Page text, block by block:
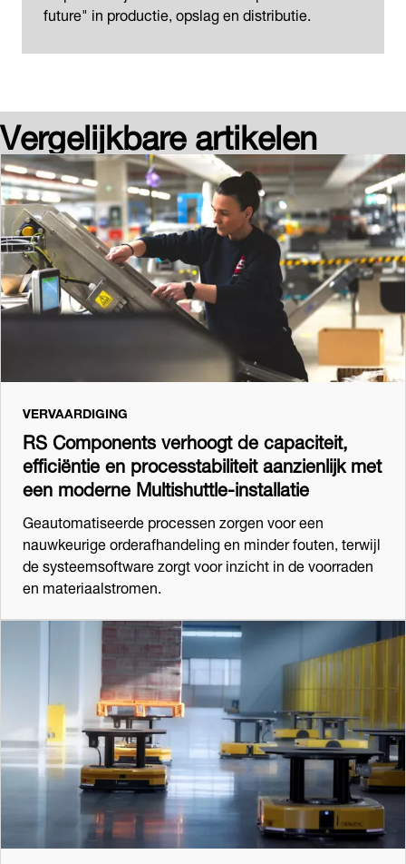
future" in productie, opslag en distributie.
Vergelijkbare artikelen
VERVAARDIGING
RS Components verhoogt de capaciteit,
efficiëntie en processtabiliteit aanzienlijk met
een moderne Multishuttle-installatie
Geautomatiseerde processen zorgen voor een
nauwkeurige orderafhandeling en minder fouten, terwijl
de systeemsoftware zorgt voor inzicht in de voorraden
en materiaalstromen.